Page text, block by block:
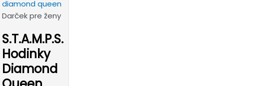
Darček pre ženy
S.T.A.M.P.S.
Hodinky
Diamond